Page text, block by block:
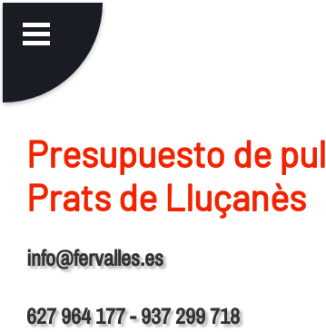
Presupuesto de
Prats de Lluçanès
info@fervalles.es
627 964 177 - 937 299 718